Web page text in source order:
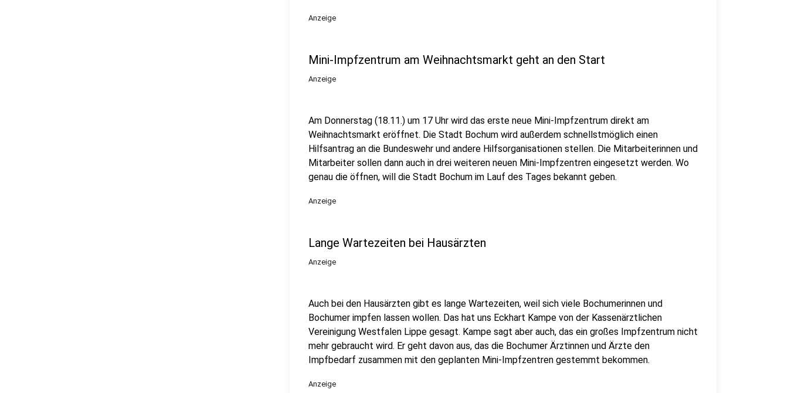
Anzeige
Mini-Impfzentrum am Weihnachtsmarkt geht an den Start
Anzeige
Am Donnerstag (18.11.) um 17 Uhr wird das erste neue Mini-Impfzentrum direkt am
Weihnachtsmarkt eröffnet. Die Stadt Bochum wird außerdem schnellstmöglich einen
Hilfsantrag an die Bundeswehr und andere Hilfsorganisationen stellen. Die Mitarbeiterinnen und
Mitarbeiter sollen dann auch in drei weiteren neuen Mini-Impfzentren eingesetzt werden. Wo
genau die öffnen, will die Stadt Bochum im Lauf des Tages bekannt geben.
Anzeige
Lange Wartezeiten bei Hausärzten
Anzeige
Auch bei den Hausärzten gibt es lange Wartezeiten, weil sich viele Bochumerinnen und
Bochumer impfen lassen wollen. Das hat uns Eckhart Kampe von der Kassenärztlichen
Vereinigung Westfalen Lippe gesagt. Kampe sagt aber auch, das ein großes Impfzentrum nicht
mehr gebraucht wird. Er geht davon aus, das die Bochumer Ärztinnen und Ärzte den
Impfbedarf zusammen mit den geplanten Mini-Impfzentren gestemmt bekommen.
Anzeige